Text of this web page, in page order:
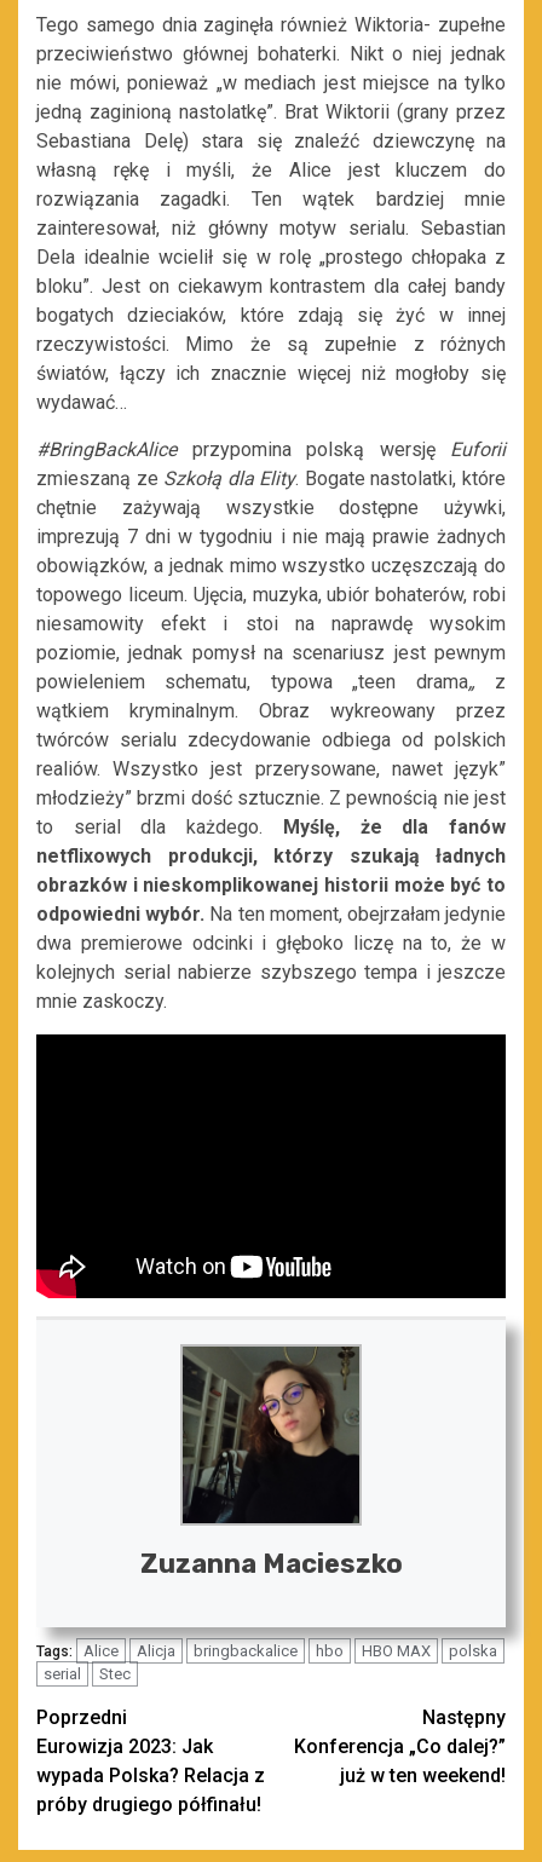
Tego samego dnia zaginęła również Wiktoria- zupełne
przeciwieństwo głównej bohaterki. Nikt o niej jednak
nie mówi, ponieważ „w mediach jest miejsce na tylko
jedną zaginioną nastolatkę”. Brat Wiktorii (grany przez
Sebastiana Delę) stara się znaleźć dziewczynę na
własną rękę i myśli, że Alice jest kluczem do
rozwiązania zagadki. Ten wątek bardziej mnie
zainteresował, niż główny motyw serialu. Sebastian
Dela idealnie wcielił się w rolę „prostego chłopaka z
bloku”. Jest on ciekawym kontrastem dla całej bandy
bogatych dzieciaków, które zdają się żyć w innej
rzeczywistości. Mimo że są zupełnie z różnych
światów, łączy ich znacznie więcej niż mogłoby się
wydawać…
#BringBackAliceprzypomina polską wersję Euforii
zmieszaną ze Szkołą dla Elity. Bogate nastolatki, które
chętnie zażywają wszystkie dostępne używki,
imprezują 7 dni w tygodniu i nie mają prawie żadnych
obowiązków, a jednak mimo wszystko uczęszczają do
topowego liceum. Ujęcia, muzyka, ubiór bohaterów, robi
niesamowity efekt i stoi na naprawdę wysokim
poziomie, jednak pomysł na scenariusz jest pewnym
powieleniem schematu, typowa „teen drama„z
wątkiem kryminalnym. Obraz wykreowany przez
twórców serialu zdecydowanie odbiega od polskich
realiów. Wszystko jest przerysowane, nawet język”
młodzieży” brzmi dość sztucznie. Z pewnością nie jest
to serial dla każdego. Myślę, że dla fanów
netflixowych produkcji, którzy szukają ładnych
obrazków i nieskomplikowanej historii może być to
odpowiedni wybór. Na ten moment, obejrzałam jedynie
dwa premierowe odcinki i głęboko liczę na to, że w
kolejnych serial nabierze szybszego tempa i jeszcze
mnie zaskoczy.
Zuzanna Macieszko
Tags: Alice Alicja bringbackalice hbo HBO MAX
polska
serial
Stec
Zobacz
wpisy
Poprzedni
Eurowizja 2023: Jak
wypada Polska? Relacja z
próby drugiego półfinału!
Następny
Konferencja „Co dalej?”
już w ten weekend!